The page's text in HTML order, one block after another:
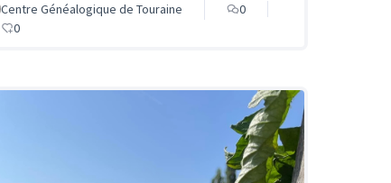
Centre Généalogique de Touraine
0
0